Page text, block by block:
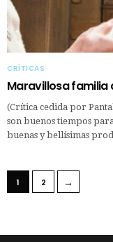
CRÍTICAS
Maravillosa familia
(Crítica cedida por
son buenos tiempos
buenas y bellísimas
1 2 →